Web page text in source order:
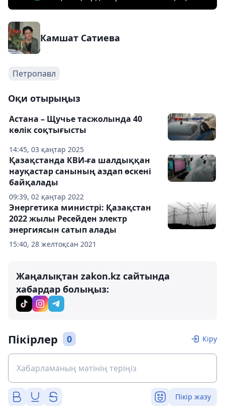
Камшат Сатиева
Петропавл
Оқи отырыңыз
14:45, 03 қаңтар 2025
Астана – Щучье тасжолында 40
көлік соқтығысты
09:39, 02 қаңтар 2022
Қазақстанда КВИ-ға шалдыққан
науқастар санының аздап өскені
байқалады
15:40, 28 желтоқсан 2021
Энергетика министрі: Қазақстан
2022 жылы Ресейден электр
энергиясын сатып алады
Жаңалықтан zakon.kz сайтында
хабардар болыңыз:
Пікірлер 0 Кіру
Пікір жазу